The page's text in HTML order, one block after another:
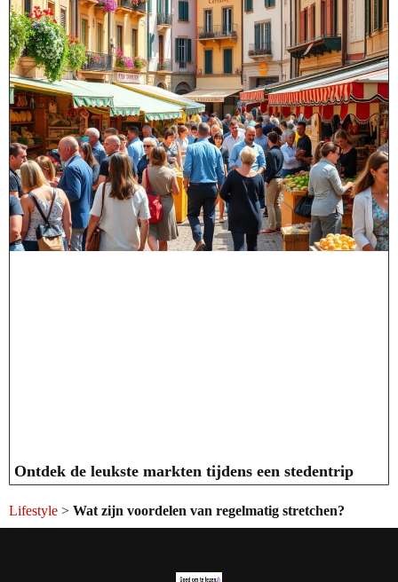
Ontdek de leukste markten tijdens een stedentrip
Lifestyle > Wat zijn voordelen van regelmatig stretchen?